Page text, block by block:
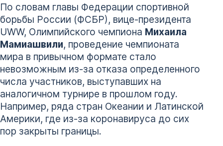
По словам главы Федерации спортивной
борьбы России (ФСБР), вице-президента
UWW, Олимпийского чемпиона Михаила
Мамиашвили, проведение чемпионата
мира в привычном формате стало
невозможным из-за отказа определенного
числа участников, выступавших на
аналогичном турнире в прошлом году.
Например, ряда стран Океании и Латинской
Америки, где из-за коронавируса до сих
пор закрыты границы.